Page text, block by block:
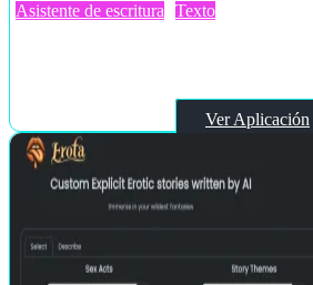
Asistente de escritura Texto
Ver Aplicación